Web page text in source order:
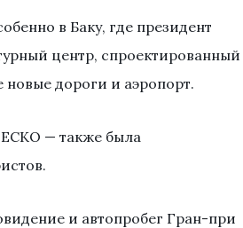
в Баку, где президент
центр, спроектированный
дороги и аэропорт.
— также была
и автопробег Гран-при